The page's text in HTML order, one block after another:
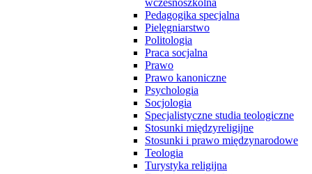
wczesnoszkolna
Pedagogika specjalna
Pielęgniarstwo
Politologia
Praca socjalna
Prawo
Prawo kanoniczne
Psychologia
Socjologia
Specjalistyczne studia teologiczne
Stosunki międzyreligijne
Stosunki i prawo międzynarodowe
Teologia
Turystyka religijna